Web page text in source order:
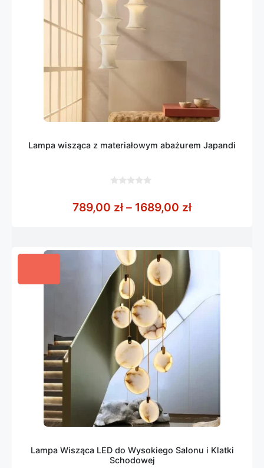
Lampa wisząca z materiałowym abażurem Japandi
5
789,00 zł – 1689,00 złZakres cen:
Lampa Wisząca LED do Wysokiego Salonu i Klatki
Schodowej